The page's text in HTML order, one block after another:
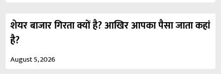
शेयर बाजार गिरता क्यों है? आखिर आपका पैसा जाता कहां
है?
August 5, 2026